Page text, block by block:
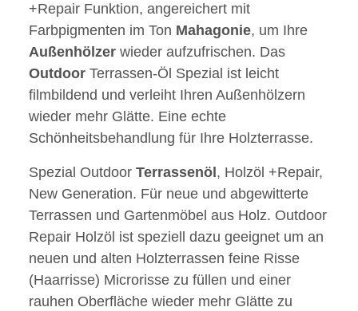
+Repair Funktion, angereichert mit
Farbpigmenten im Ton Mahagonie, um Ihre
Außenhölzer wieder aufzufrischen. Das
Outdoor Terrassen-Öl Spezial ist leicht
filmbildend und verleiht Ihren Außenhölzern
wieder mehr Glätte. Eine echte
Schönheitsbehandlung für Ihre Holzterrasse.
Spezial Outdoor Terrassenöl , Holzöl +Repair,
New Generation. Für neue und abgewitterte
Terrassen und Gartenmöbel aus Holz. Outdoor
Repair Holzöl ist speziell dazu geeignet um an
neuen und alten Holzterrassen feine Risse
(Haarrisse) Microrisse zu füllen und einer
rauhen Oberfläche wieder mehr Glätte zu